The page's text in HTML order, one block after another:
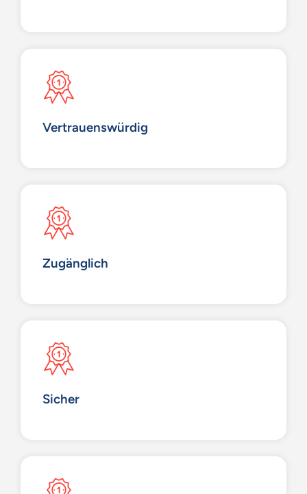
Vertrauenswürdig
Zugänglich
Sicher